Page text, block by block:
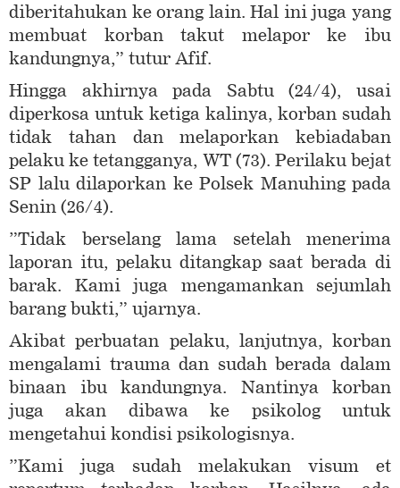
diberitahukan ke orang lain. Hal ini juga yang
membuat korban takut melapor ke ibu
kandungnya,” tutur Afif.
Hingga akhirnya pada Sabtu (24/4), usai
diperkosa untuk ketiga kalinya, korban sudah
tidak tahan dan melaporkan kebiadaban
pelaku ke tetangganya, WT (73). Perilaku bejat
SP lalu dilaporkan ke Polsek Manuhing pada
Senin (26/4).
”Tidak berselang lama setelah menerima
laporan itu, pelaku ditangkap saat berada di
barak. Kami juga mengamankan sejumlah
barang bukti,” ujarnya.
Akibat perbuatan pelaku, lanjutnya, korban
mengalami trauma dan sudah berada dalam
binaan ibu kandungnya. Nantinya korban
juga akan dibawa ke psikolog untuk
mengetahui kondisi psikologisnya.
”Kami juga sudah melakukan visum et